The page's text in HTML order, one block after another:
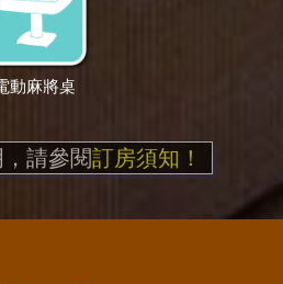
動麻將桌
請參閱訂房須知！